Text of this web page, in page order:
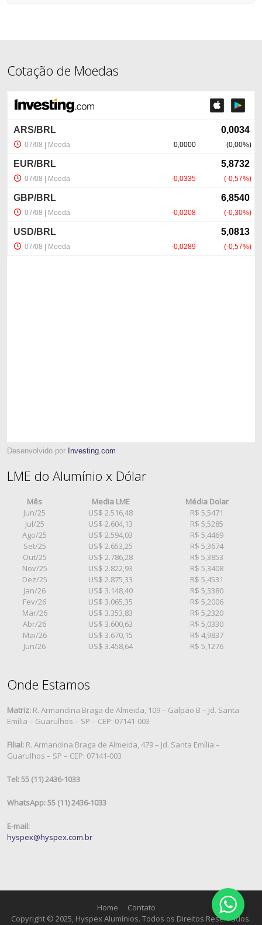
Cotação de Moedas
Desenvolvido por Investing.com
LME do Alumínio x Dólar
Mês Media LME
Média Dolar
Jun/25
US$ 2.516,48
R$ 5,5471
Jul/25
US$ 2.604,13
R$ 5,5285
Ago/25
US$ 2.594,03
R$ 5,4469
Set/25
US$ 2.653,25
R$ 5,3674
Out/25
US$ 2.786,28
R$ 5,3853
Nov/25
US$ 2.822,93
R$ 5,3408
Dez/25
US$ 2.875,33
R$ 5,4531
Jan/26
US$ 3.148,40
R$ 5,3380
Fev/26
US$ 3.065,35
R$ 5,2006
Mar/26
US$ 3.353,83
R$ 5,2320
Abr/26
US$ 3.600,63
R$ 5,0330
Mai/26
US$ 3.670,15
R$ 4,9837
Jun/26
US$ 3.458,64 R$ 5,1276
Onde Estamos
Matriz: R. Armandina Braga de Almeida, 109 – Galpão B – Jd. Santa
Emília – Guarulhos – SP – CEP: 07141-003
Filial: R. Armandina Braga de Almeida, 479 – Jd. Santa Emília –
Guarulhos – SP – CEP: 07141-003
Tel: 55 (11) 2436-1033
WhatsApp: 55 (11) 2436-1033
E-mail:
hyspex@hyspex.com.br
Home
Contato
Copyright © 2025, Hyspex Alumínios. Todos os Direitos Reservados.